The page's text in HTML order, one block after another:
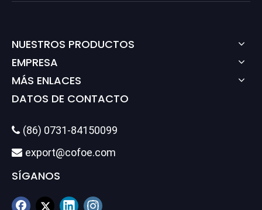
NUESTROS PRODUCTOS
EMPRESA
MÁS ENLACES
DATOS DE CONTACTO
 (86) 0731-84150099
 export@cofoe.com
SÍGANOS